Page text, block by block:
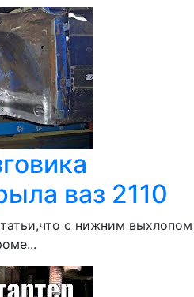
ваз 2110
с нижним выхлопом